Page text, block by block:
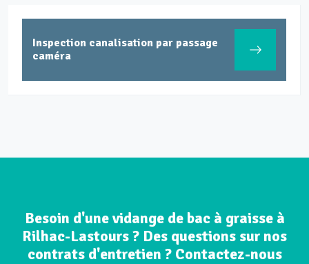
Inspection canalisation par passage
caméra
Besoin d'une vidange de bac à graisse à
Rilhac-Lastours ? Des questions sur nos
contrats d'entretien ? Contactez-nous